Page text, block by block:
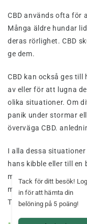
CBD används ofta för
Många äldre hundar
deras rörlighet. CBD
ge dem.
CBD kan också ges
av eller för att lugna
olika situationer. Om
panik under stormar
överväga CBD.
I alla dessa situationer
hans kibble eller till en
människor
mängd och
Tveka inte attfråga
Tack för ditt besök!
in för att hämta din
belöning på 5 poäng!